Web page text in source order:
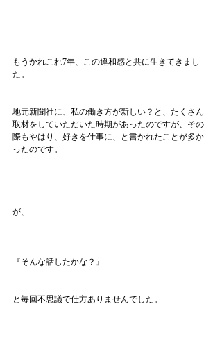
もうかれこれ7年、この違和感と共に生きてきまし
た。
地元新聞社に、私の働き方が新しい？と、たくさん
取材をしていただいた時期があったのですが、その
際もやはり、好きを仕事に、と書かれたことが多か
ったのです。
が、
『そんな話したかな？』
と毎回不思議で仕方ありませんでした。